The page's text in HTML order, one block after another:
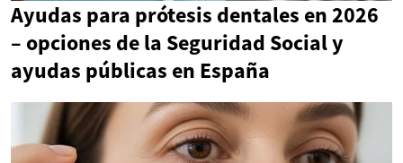
Ayudas para prótesis dentales en 2026
– opciones de la Seguridad Social y
ayudas públicas en España